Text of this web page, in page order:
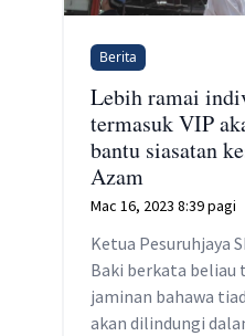
Berita
Lebih ramai
termasuk VIP
bantu siasatan
Azam
Mac 16, 2023 8:39 pagi
Ketua Pesuruhjaya
Baki berkata
jaminan bahawa
akan dilindungi